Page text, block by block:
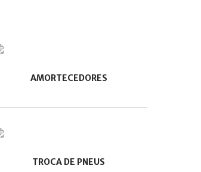
AMORTECEDORES
TROCA DE PNEUS